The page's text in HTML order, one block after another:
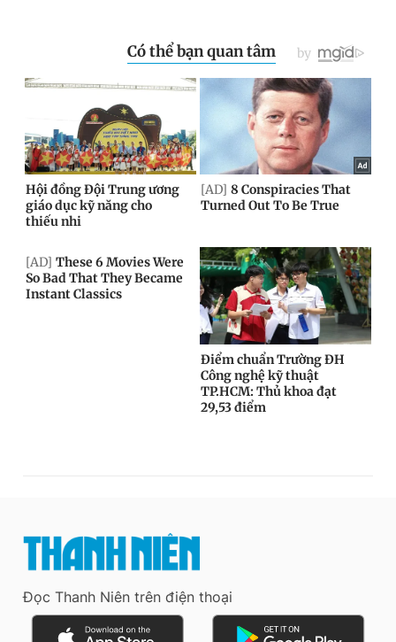
Đọc Thanh Niên trên điện thoại